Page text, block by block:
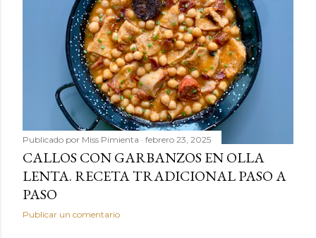
Publicado por Miss Pimienta febrero 23, 2025
CALLOS CON GARBANZOS EN OLLA
LENTA. RECETA TRADICIONAL PASO A
PASO
Publicar un comentario